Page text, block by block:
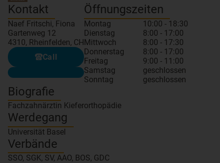
Kontakt
Naef Fritschi, Fiona
Gartenweg 12
4310, Rheinfelden, CH
Call
Öffnungszeiten
Montag
10:00 - 18:30
Dienstag
8:00 - 17:00
Mittwoch
8:00 - 17:30
Donnerstag
8:00 - 17:00
Freitag
9:00 - 11:00
Samstag
geschlossen
Sonntag
geschlossen
Biografie
Fachzahnärztin Kieferorthopädie
Werdegang
Universität Basel
Verbände
SSO, SGK, SV, AAO, BOS, GDC